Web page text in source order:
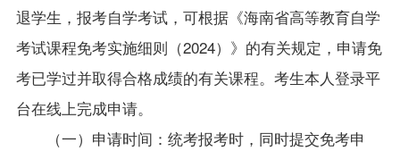
退学生，报考自学考试，可根据《海南省高等教育自学
考试课程免考实施细则（2024）》的有关规定，申请免
考已学过并取得合格成绩的有关课程。考生本人登录平
台在线上完成申请。
（一）申请时间：统考报考时，同时提交免考申